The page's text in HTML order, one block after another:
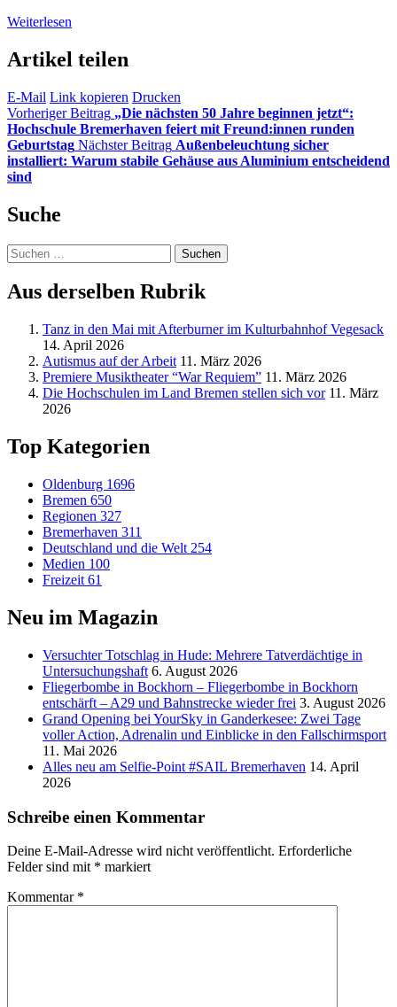
Weiterlesen
Artikel teilen
E-Mail Link kopieren Drucken
Vorheriger Beitrag „Die nächsten 50 Jahre beginnen jetzt“:
Hochschule Bremerhaven feiert mit Freund:innen runden
Geburtstag Nächster Beitrag Außenbeleuchtung sicher
installiert: Warum stabile Gehäuse aus Aluminium entscheidend
sind
Suche
Suchen
nach:
Aus derselben Rubrik
Tanz in den Mai mit Afterburner im Kulturbahnhof Vegesack
14. April 2026
Autismus auf der Arbeit 11. März 2026
Premiere Musiktheater “War Requiem” 11. März 2026
Die Hochschulen im Land Bremen stellen sich vor 11. März
2026
Top Kategorien
Oldenburg 1696
Bremen 650
Regionen 327
Bremerhaven 311
Deutschland und die Welt 254
Medien 100
Freizeit 61
Neu im Magazin
Versucht­er Totschlag in Hude: Mehrere Tatverdächtige in
Untersuchungshaft 6. August 2026
Fliegerbombe in Bockhorn – Fliegerbombe in Bockhorn
entschärft – A29 und Bahnstrecke wieder frei 3. August 2026
Grand Opening bei YourSky in Ganderkesee: Zwei Tage
voller Action, Adrenalin und Einblicke in den Fallschirmsport
11. Mai 2026
Alles neu am Selfie-Point #SAIL Bremerhaven 14. April
2026
Schreibe einen Kommentar
Deine E-Mail-Adresse wird nicht veröffentlicht. Erforderliche
Felder sind mit * markiert
Kommentar *